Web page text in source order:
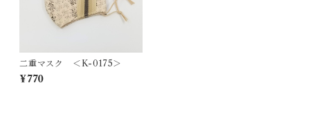
二重マスク ＜K-0175＞
¥770